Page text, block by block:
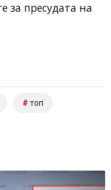
за пресудата на
топ